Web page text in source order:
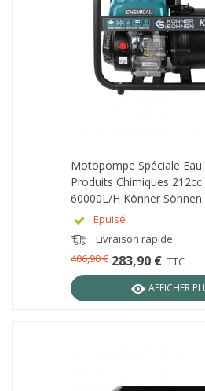
Motopompe Spéciale
Produits Chimiques 212cc
60000L/h Könner Söhnen
Epuisé
Livraison rapide
283,90 € TTC
406,90 €
AFFICHER